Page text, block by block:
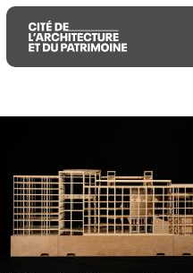
principal
principal
recherche